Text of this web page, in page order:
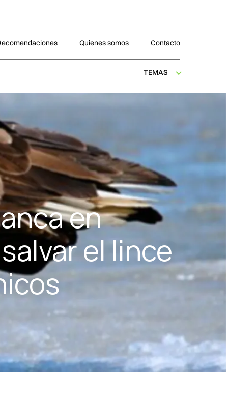
Quienes somos Contacto
TEMAS
en
el lince